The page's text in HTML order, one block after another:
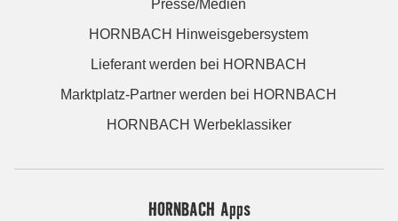
Presse/Medien
HORNBACH Hinweisgebersystem
Lieferant werden bei HORNBACH
Marktplatz-Partner werden bei HORNBACH
HORNBACH Werbeklassiker
HORNBACH Apps